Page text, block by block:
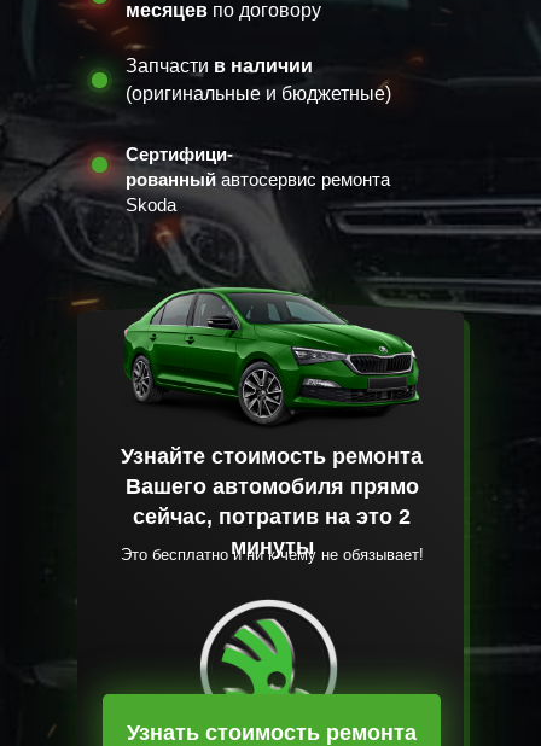
Узнайте стоимость ремонта
Вашего автомобиля прямо
сейчас, потратив на это 2
минуты
Это бесплатно и ни к чему не обязывает!
Узнать стоимость ремонта
месяцев по договору
Запчасти в наличии
(оригинальные и бюджетные)
Сертифици-
рованный автосервис ремонта
Skoda